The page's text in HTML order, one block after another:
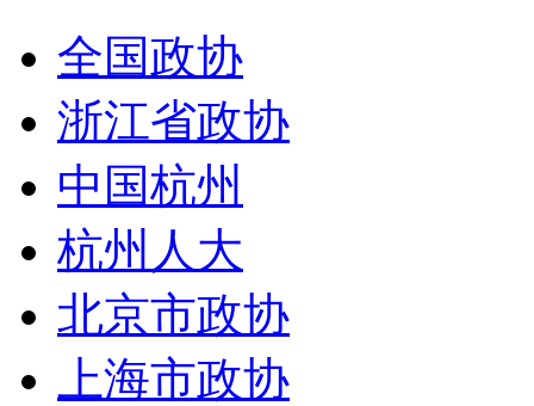
全国政协
浙江省政协
中国杭州
杭州人大
北京市政协
上海市政协